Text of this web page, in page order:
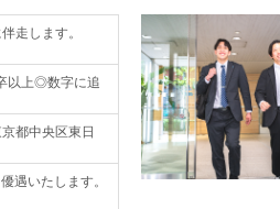
走します。
以上◎数字に追
都中央区東日
遇いたします。